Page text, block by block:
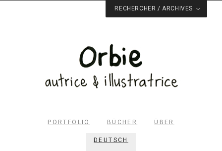
Archives du blog
RECHERCHER / ARCHIVES
PORTFOLIO BÜCHER ÜBER
DEUTSCH